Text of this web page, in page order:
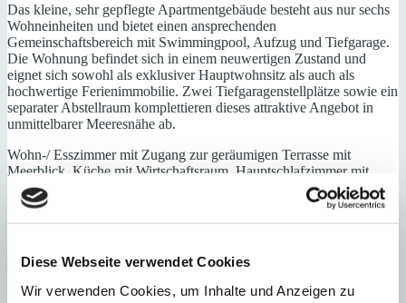
Diese Webseite verwendet Cookies
Wir verwenden Cookies, um Inhalte und Anzeigen zu
Das kleine, sehr gepflegte Apartmentgebäude besteht aus nur sechs
Wohneinheiten und bietet einen ansprechenden
Gemeinschaftsbereich mit Swimmingpool, Aufzug und Tiefgarage.
Die Wohnung befindet sich in einem neuwertigen Zustand und
eignet sich sowohl als exklusiver Hauptwohnsitz als auch als
hochwertige Ferienimmobilie. Zwei Tiefgaragenstellplätze sowie ein
separater Abstellraum komplettieren dieses attraktive Angebot in
unmittelbarer Meeresnähe ab.
Wohn-/ Esszimmer mit Zugang zur geräumigen Terrasse mit
Meerblick, Küche mit Wirtschaftsraum, Hauptschlafzimmer mit
Ankleide, Bad und Zugang zur Terrasse, 2 weitere Schlafzimmer,
Bad
Zentrum
Nähe Strand Nähe Golfplatz